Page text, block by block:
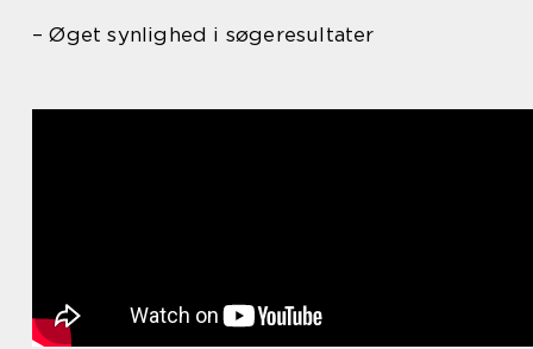
– Øget synlighed i søgeresultater